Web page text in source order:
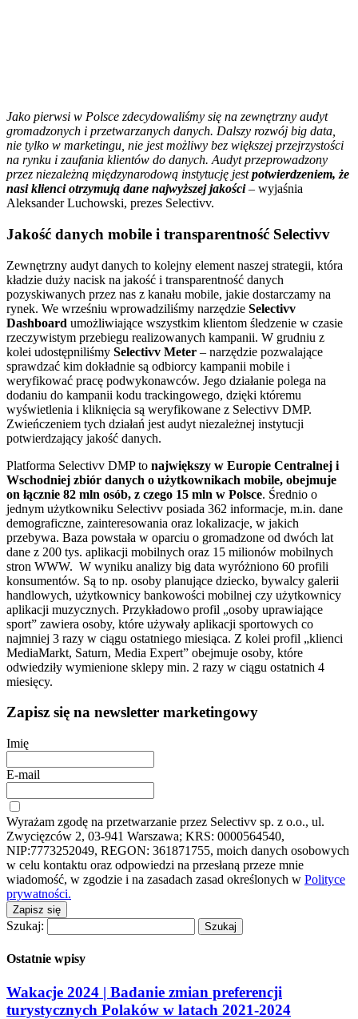
Jako pierwsi w Polsce zdecydowaliśmy się na zewnętrzny audyt
gromadzonych i przetwarzanych danych. Dalszy rozwój big data,
nie tylko w marketingu, nie jest możliwy bez większej przejrzystości
na rynku i zaufania klientów do danych. Audyt przeprowadzony
przez niezależną międzynarodową instytucję jestpotwierdzeniem, że
nasi klienci otrzymują dane najwyższej jakości– wyjaśnia
Aleksander Luchowski, prezes Selectivv.
Jakość danych mobile i transparentność Selectivv
Zewnętrzny audyt danych to kolejny element naszej strategii, która
kładzie duży nacisk na jakość i transparentność danych
pozyskiwanych przez nas z kanału mobile, jakie dostarczamy na
rynek. We wrześniu wprowadziliśmy narzędzie Selectivv
Dashboard umożliwiające wszystkim klientom śledzenie w czasie
rzeczywistym przebiegu realizowanych kampanii. W grudniu z
kolei udostępniliśmy Selectivv Meter – narzędzie pozwalające
sprawdzać kim dokładnie są odbiorcy kampanii mobile i
weryfikować pracę podwykonawców. Jego działanie polega na
dodaniu do kampanii kodu trackingowego, dzięki któremu
wyświetlenia i kliknięcia są weryfikowane z Selectivv DMP.
Zwieńczeniem tych działań jest audyt niezależnej instytucji
potwierdzający jakość danych.
Platforma Selectivv DMP to największy w Europie Centralnej i
Wschodniej zbiór danych o użytkownikach mobile, obejmuje
on łącznie 82 mln osób, z czego 15 mln w Polsce. Średnio o
jednym użytkowniku Selectivv posiada 362 informacje, m.in. dane
demograficzne, zainteresowania oraz lokalizacje, w jakich
przebywa. Baza powstała w oparciu o gromadzone od dwóch lat
dane z 200 tys. aplikacji mobilnych oraz 15 milionów mobilnych
stron WWW. W wyniku analizy big data wyróżniono 60 profili
konsumentów. Są to np. osoby planujące dziecko, bywalcy galerii
handlowych, użytkownicy bankowości mobilnej czy użytkownicy
aplikacji muzycznych. Przykładowo profil „osoby uprawiające
sport” zawiera osoby, które używały aplikacji sportowych co
najmniej 3 razy w ciągu ostatniego miesiąca. Z kolei profil „klienci
MediaMarkt, Saturn, Media Expert” obejmuje osoby, które
odwiedziły wymienione sklepy min. 2 razy w ciągu ostatnich 4
miesięcy.
Zapisz się na newsletter marketingowy
Imię
E-mail
Wyrażam zgodę na przetwarzanie przez Selectivv sp. z o.o., ul.
Zwycięzców 2, 03-941 Warszawa; KRS: 0000564540,
NIP:7773252049, REGON: 361871755, moich danych osobowych
w celu kontaktu oraz odpowiedzi na przesłaną przeze mnie
wiadomość, w zgodzie i na zasadach zasad określonych w Polityce
prywatności.
Zapisz się
Szukaj:
Ostatnie wpisy
Wakacje 2024 | Badanie zmian preferencji
turystycznych Polaków w latach 2021-2024